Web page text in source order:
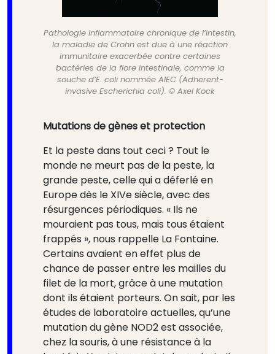
Pathologie inflammatoire chronique de l’intestin,
la maladie de Crohn est due à une réaction
immunitaire exacerbée contre certaines
bactéries de la flore intestinale, comme la
souche d’E. coli nommée AIEC (Adherent-
invasive Escherichia coli). © Axel Kock
Mutations de gènes et protection
Et la peste dans tout ceci ? Tout le
monde ne meurt pas de la peste, la
grande peste, celle qui a déferlé en
Europe dès le XIVe siècle, avec des
résurgences périodiques. « Ils ne
mouraient pas tous, mais tous étaient
frappés », nous rappelle La Fontaine.
Certains avaient en effet plus de
chance de passer entre les mailles du
filet de la mort, grâce à une mutation
dont ils étaient porteurs. On sait, par les
études de laboratoire actuelles, qu’une
mutation du gène NOD2 est associée,
chez la souris, à une résistance à la